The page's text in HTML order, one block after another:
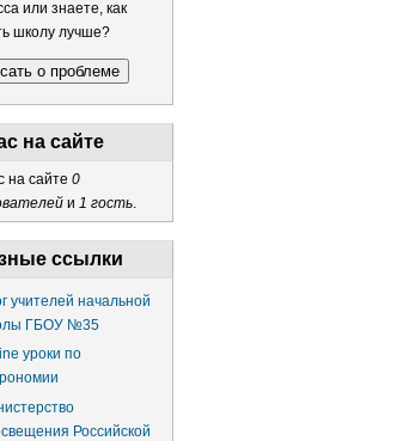
или знаете, как
школу лучше?
о проблеме
на сайте
на сайте 0
и 1 гость.
ссылки
учителей начальной
ГБОУ №35
уроки по
Российской